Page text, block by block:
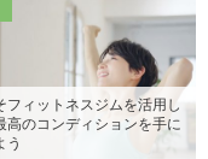
フィットネスジムを活用し
高のコンディションを手に
う